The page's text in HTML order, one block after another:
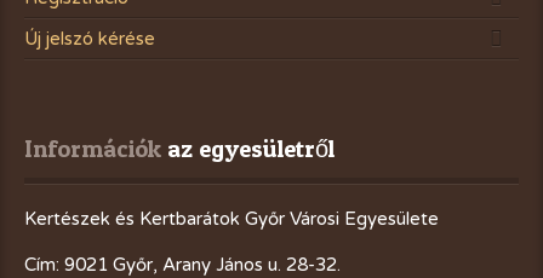
Új jelszó kérése
Információk az egyesületről
Kertészek és Kertbarátok Győr Városi Egyesülete
Cím: 9021 Győr, Arany János u. 28-32.